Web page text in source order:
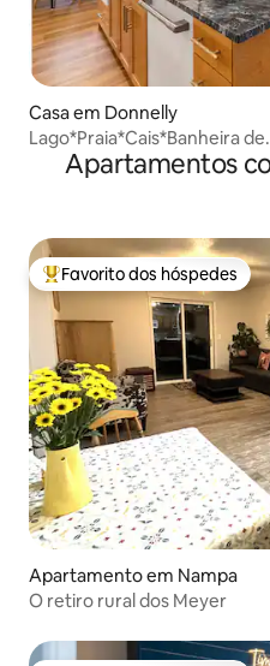
Casa em Donnelly
Lago*Praia*Cais*Banheira de
Apartamentos
Favoritos dos hóspedes
Favorito dos hóspedes
Apartamento em Nampa
O retiro rural dos Meyer